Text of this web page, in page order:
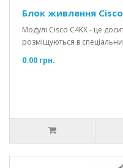
Блок живлення Cisco
Модулі Cisco C4KX - це
розміщуються в
0.00 грн.